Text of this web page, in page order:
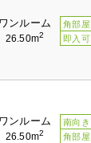
ワンルーム
26.50m2
角部屋
即入可
ワンルーム
26.50m2
南向き
角部屋